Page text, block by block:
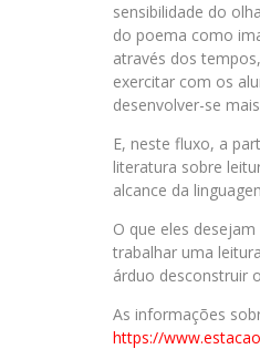
sensibilidade do
do poema como
através dos
exercitar com os
desenvolver-se
E, neste fluxo, a
literatura sobre
alcance da
O que eles
trabalhar uma
árduo desconstruir
As informações
https://